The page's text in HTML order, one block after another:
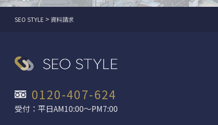
SEO STYLE >資料請求
0120-407-624
受付：平日AM10:00〜PM7:00